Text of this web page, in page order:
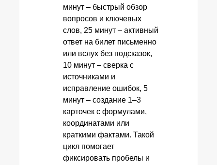
минут – быстрый обзор
вопросов и ключевых
слов, 25 минут – активный
ответ на билет письменно
или вслух без подсказок,
10 минут – сверка с
источниками и
исправление ошибок, 5
минут – создание 1–3
карточек с формулами,
координатами или
краткими фактами. Такой
цикл помогает
фиксировать пробелы и